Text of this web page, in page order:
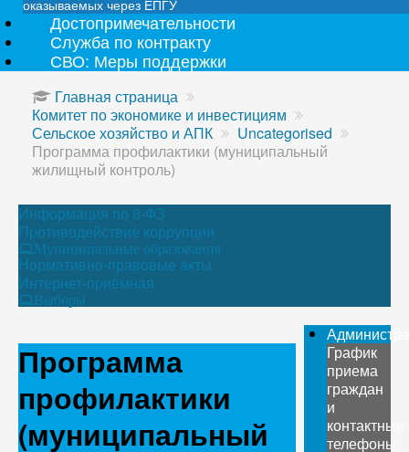
оказываемых через ЕПГУ
Достопримечательности
Служба по контракту
СВО: Меры поддержки
Главная страница
Комитет по экономике и инвестициям
Сельское хозяйство и АПК
Uncategorised
Программа профилактики (муниципальный
жилищный контроль)
Информация по 8-ФЗ
Противодействие коррупции
Муниципальные образования
Нормативно-правовые акты
Интернет-приёмная
Выборы
Программа
профилактики
(муниципальный
График
приема
граждан
и
контактные
телефоны